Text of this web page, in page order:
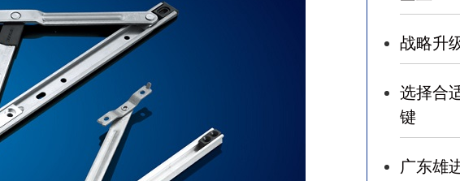
五金类 ”
战略升
选择合
键
广东雄